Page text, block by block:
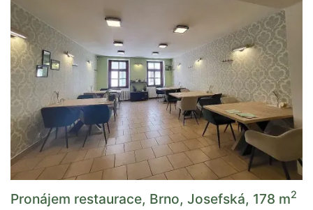
Pronájem restaurace, Brno, Josefská, 178 m2